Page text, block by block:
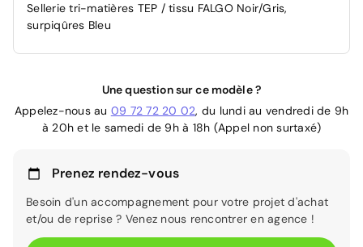
Sellerie tri-matières TEP / tissu FALGO Noir/Gris,
surpiqûres Bleu
Une question sur ce modèle ?
Appelez-nous au 09 72 72 20 02, du lundi au vendredi de 9h
à 20h et le samedi de 9h à 18h (Appel non surtaxé)
Prenez rendez-vous
Besoin d'un accompagnement pour votre projet d'achat
et/ou de reprise ? Venez nous rencontrer en agence !